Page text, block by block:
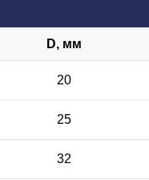
D, мм
20
25
32